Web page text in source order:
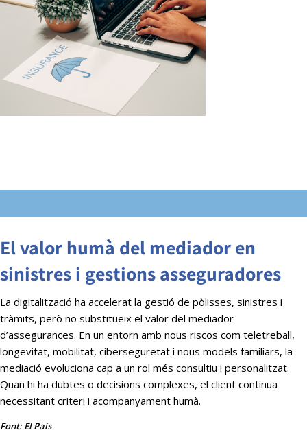
El valor humà del mediador en
sinistres i gestions asseguradores
La digitalització ha accelerat la gestió de pòlisses, sinistres i
tràmits, però no substitueix el valor del mediador
d’assegurances. En un entorn amb nous riscos com teletreball,
longevitat, mobilitat, ciberseguretat i nous models familiars, la
mediació evoluciona cap a un rol més consultiu i personalitzat.
Quan hi ha dubtes o decisions complexes, el client continua
necessitant criteri i acompanyament humà.
Font: El País